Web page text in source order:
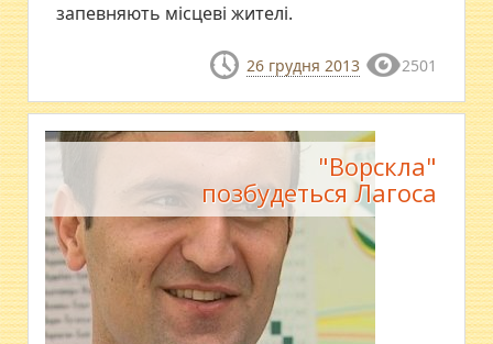
запевняють місцеві жителі.
26 грудня 2013 2501
"Ворскла"
позбудеться Лагоса